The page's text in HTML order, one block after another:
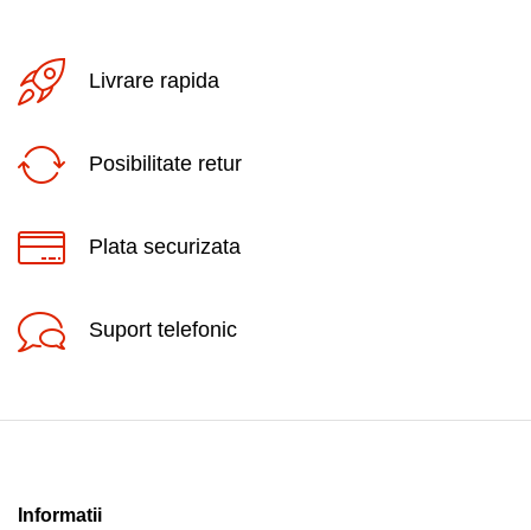
Livrare rapida
Posibilitate retur
Plata securizata
Suport telefonic
Informatii